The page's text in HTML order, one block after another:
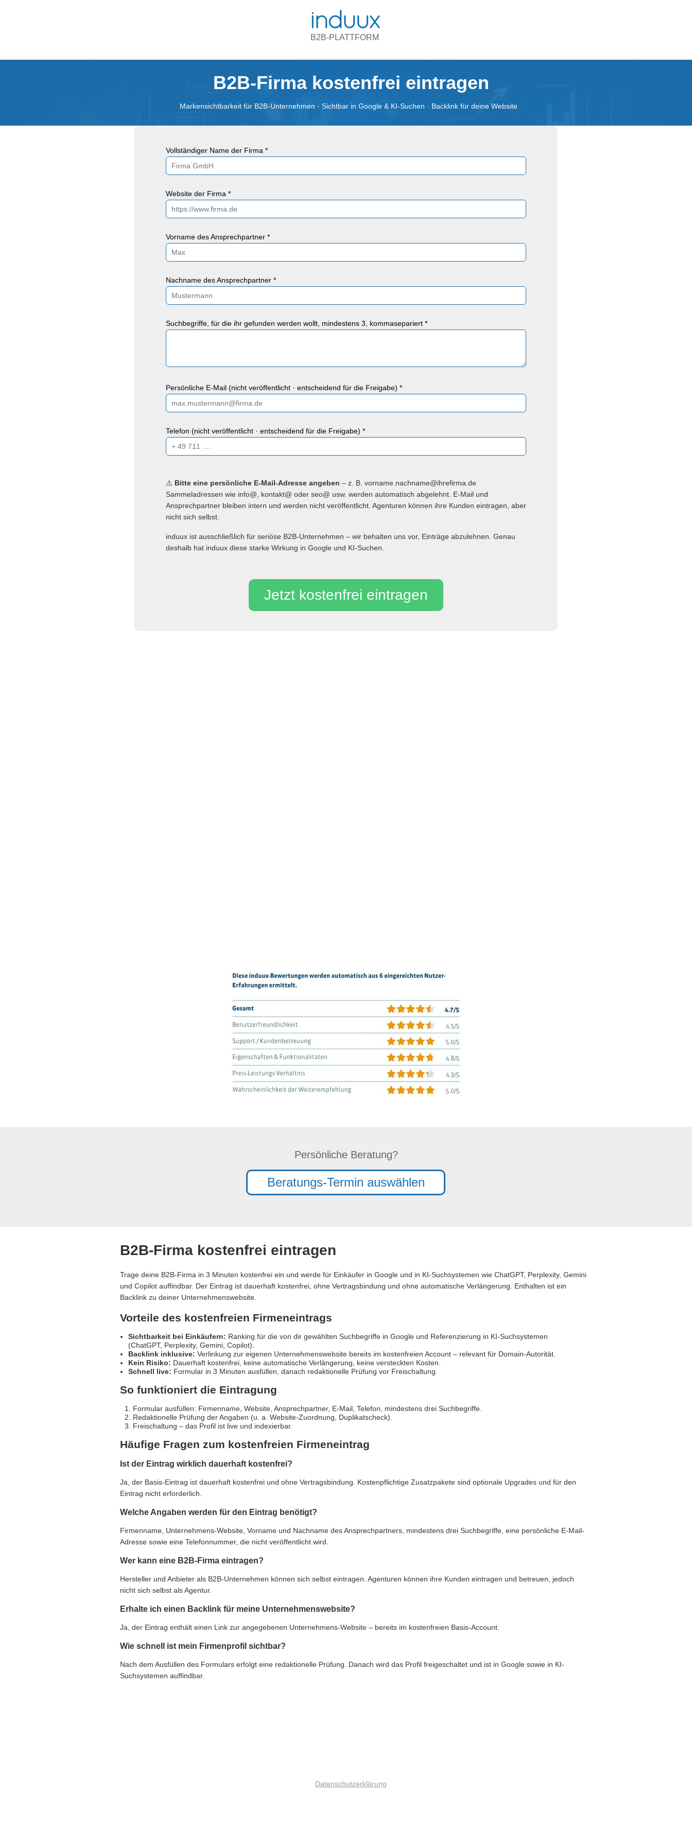
B2B-Firma kostenfrei eintragen
Datenschutzerklärung
B2B-PLATTFORM
Beratungs-Termin auswählen
Persönliche Beratung?
Vollständiger Name der Firma *
Website der Firma *
Vorname des Ansprechpartner *
Nachname des Ansprechpartner *
Suchbegriffe, für die ihr gefunden werden wollt, mindestens 3, kommasepariert *
Persönliche E-Mail (nicht veröffentlicht · entscheidend für die Freigabe) *
Telefon (nicht veröffentlicht · entscheidend für die Freigabe) *
Jetzt kostenfrei eintragen
⚠️ Bitte eine persönliche E-Mail-Adresse angeben – z. B. vorname.nachname@ihrefirma.de
Sammeladressen wie info@, kontakt@ oder seo@ usw. werden automatisch abgelehnt. E-Mail und
Ansprechpartner bleiben intern und werden nicht veröffentlicht. Agenturen können ihre Kunden eintragen, aber
nicht sich selbst.
induux ist ausschließlich für seriöse B2B-Unternehmen – wir behalten uns vor, Einträge abzulehnen. Genau
deshalb hat induux diese starke Wirkung in Google und KI-Suchen.
B2B-Firma kostenfrei eintragen
Trage deine B2B-Firma in 3 Minuten kostenfrei ein und werde für Einkäufer in Google und in KI-Suchsystemen wie ChatGPT, Perplexity, Gemini
und Copilot auffindbar. Der Eintrag ist dauerhaft kostenfrei, ohne Vertragsbindung und ohne automatische Verlängerung. Enthalten ist ein
Backlink zu deiner Unternehmenswebsite.
Vorteile des kostenfreien Firmeneintrags
Sichtbarkeit bei Einkäufern: Ranking für die von dir gewählten Suchbegriffe in Google und Referenzierung in KI-Suchsystemen
(ChatGPT, Perplexity, Gemini, Copilot).
Backlink inklusive: Verlinkung zur eigenen Unternehmenswebsite bereits im kostenfreien Account – relevant für Domain-Autorität.
Kein Risiko: Dauerhaft kostenfrei, keine automatische Verlängerung, keine versteckten Kosten.
Schnell live: Formular in 3 Minuten ausfüllen, danach redaktionelle Prüfung vor Freischaltung.
So funktioniert die Eintragung
Formular ausfüllen: Firmenname, Website, Ansprechpartner, E-Mail, Telefon, mindestens drei Suchbegriffe.
Redaktionelle Prüfung der Angaben (u. a. Website-Zuordnung, Duplikatscheck).
Freischaltung – das Profil ist live und indexierbar.
Häufige Fragen zum kostenfreien Firmeneintrag
Ist der Eintrag wirklich dauerhaft kostenfrei?
Ja, der Basis-Eintrag ist dauerhaft kostenfrei und ohne Vertragsbindung. Kostenpflichtige Zusatzpakete sind optionale Upgrades und für den
Eintrag nicht erforderlich.
Welche Angaben werden für den Eintrag benötigt?
Firmenname, Unternehmens-Website, Vorname und Nachname des Ansprechpartners, mindestens drei Suchbegriffe, eine persönliche E-Mail-
Adresse sowie eine Telefonnummer, die nicht veröffentlicht wird.
Wer kann eine B2B-Firma eintragen?
Hersteller und Anbieter als B2B-Unternehmen können sich selbst eintragen. Agenturen können ihre Kunden eintragen und betreuen, jedoch
nicht sich selbst als Agentur.
Erhalte ich einen Backlink für meine Unternehmenswebsite?
Ja, der Eintrag enthält einen Link zur angegebenen Unternehmens-Website – bereits im kostenfreien Basis-Account.
Wie schnell ist mein Firmenprofil sichtbar?
Nach dem Ausfüllen des Formulars erfolgt eine redaktionelle Prüfung. Danach wird das Profil freigeschaltet und ist in Google sowie in KI-
Suchsystemen auffindbar.
Markensichtbarkeit für B2B-Unternehmen · Sichtbar in Google & KI-Suchen · Backlink für deine Website